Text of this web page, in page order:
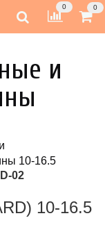
0 0
и
10-16.5
02
10-16.5